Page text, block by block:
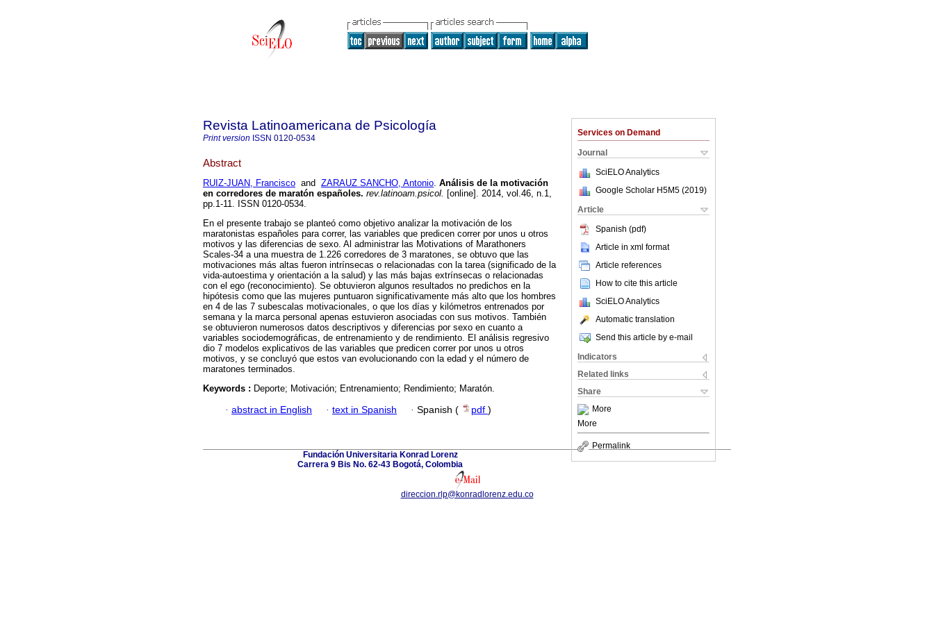
Services on Demand
Journal
SciELO Analytics
Google Scholar H5M5 (2019)
Article
Spanish (pdf)
Article in xml format
Article references
How to cite this article
SciELO Analytics
Automatic translation
Send this article by e-mail
Indicators
Related links
Share
More
More
Permalink
Revista Latinoamericana de Psicología
Print version ISSN 0120-0534
Abstract
RUIZ-JUAN, Francisco and ZARAUZ SANCHO, Antonio. Análisis de la motivación
en corredores de maratón españoles. rev.latinoam.psicol. [online]. 2014, vol.46, n.1,
pp.1-11. ISSN 0120-0534.
En el presente trabajo se planteó como objetivo analizar la motivación de los
maratonistas españoles para correr, las variables que predicen correr por unos u otros
motivos y las diferencias de sexo. Al administrar las Motivations of Marathoners
Scales-34 a una muestra de 1.226 corredores de 3 maratones, se obtuvo que las
motivaciones más altas fueron intrínsecas o relacionadas con la tarea (significado de la
vida-autoestima y orientación a la salud) y las más bajas extrínsecas o relacionadas
con el ego (reconocimiento). Se obtuvieron algunos resultados no predichos en la
hipótesis como que las mujeres puntuaron significativamente más alto que los hombres
en 4 de las 7 subescalas motivacionales, o que los días y kilómetros entrenados por
semana y la marca personal apenas estuvieron asociadas con sus motivos. También
se obtuvieron numerosos datos descriptivos y diferencias por sexo en cuanto a
variables sociodemográficas, de entrenamiento y de rendimiento. El análisis regresivo
dio 7 modelos explicativos de las variables que predicen correr por unos u otros
motivos, y se concluyó que estos van evolucionando con la edad y el número de
maratones terminados.
Keywords : Deporte; Motivación; Entrenamiento; Rendimiento; Maratón.
· abstract in English · text in Spanish · Spanish ( pdf )
Fundación Universitaria Konrad Lorenz
Carrera 9 Bis No. 62-43 Bogotá, Colombia
direccion.rlp@konradlorenz.edu.co